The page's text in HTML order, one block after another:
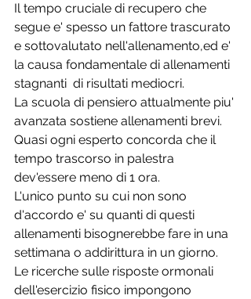
Il tempo cruciale di recupero che
segue e' spesso un fattore trascurato
e sottovalutato nell'allenamento,ed e'
la causa fondamentale di allenamenti
stagnanti  di risultati mediocri.
La scuola di pensiero attualmente piu'
avanzata sostiene allenamenti brevi.
Quasi ogni esperto concorda che il
tempo trascorso in palestra
dev'essere meno di 1 ora.
L'unico punto su cui non sono
d'accordo e' su quanti di questi
allenamenti bisognerebbe fare in una
settimana o addirittura in un giorno.
Le ricerche sulle risposte ormonali
dell'esercizio fisico impongono